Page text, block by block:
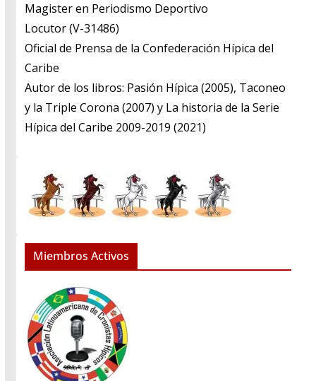
​Magister en Periodismo Deportivo
​Locutor (V-31486)
​Oficial de Prensa de la Confederación Hípica del
Caribe
​Autor de los libros: Pasión Hípica (2005), Taconeo
y la Triple Corona (2007) y La historia de la Serie
Hípica del Caribe 2009-2019 (2021)
Miembros Activos